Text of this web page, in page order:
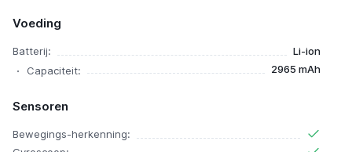
Voeding
Batterij:
Li-ion
Capaciteit:
2965 mAh
Sensoren
Bewegings-herkenning: